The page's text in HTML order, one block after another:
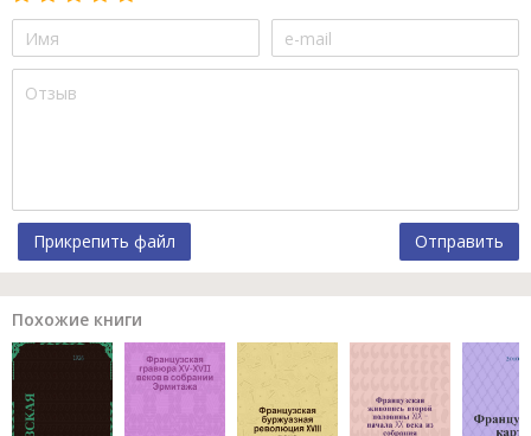
Прикрепить файл Отправить
Похожие книги